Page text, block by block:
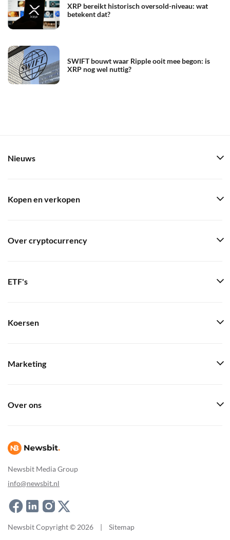
XRP bereikt historisch oversold-niveau: wat
betekent dat?
SWIFT bouwt waar Ripple ooit mee begon: is
XRP nog wel nuttig?
Newsbit Media Group
info@newsbit.nl
Nieuws
Kopen en verkopen
Over cryptocurrency
ETF's
Koersen
Marketing
Over ons
Newsbit Copyright © 2026 | Sitemap